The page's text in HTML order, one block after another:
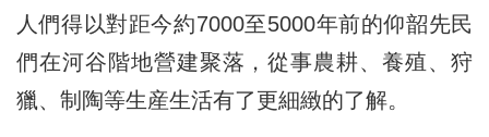
人們得以對距今約7000至5000年前的仰韶先民
們在河谷階地營建聚落，從事農耕、養殖、狩
獵、制陶等生産生活有了更細緻的了解。